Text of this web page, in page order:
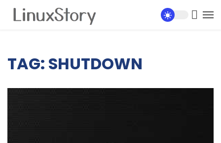
TAG: SHUTDOWN